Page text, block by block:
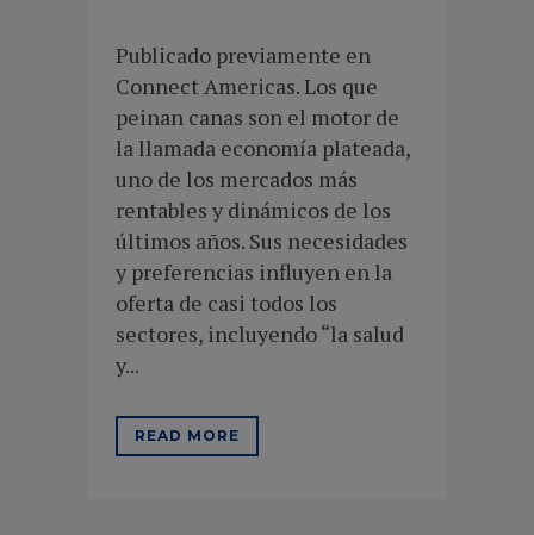
Publicado previamente en
Connect Americas. Los que
peinan canas son el motor de
la llamada economía plateada,
uno de los mercados más
rentables y dinámicos de los
últimos años. Sus necesidades
y preferencias influyen en la
oferta de casi todos los
sectores, incluyendo “la salud
y...
READ MORE